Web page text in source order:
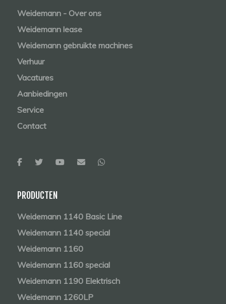
Weidemann - Over ons
Weidemann lease
Weidemann gebruikte machines
Verhuur
Vacatures
Aanbiedingen
Service
Contact
PRODUCTEN
Weidemann 1140 Basic Line
Weidemann 1140 special
Weidemann 1160
Weidemann 1160 special
Weidemann 1190 Elektrisch
Weidemann 1260LP